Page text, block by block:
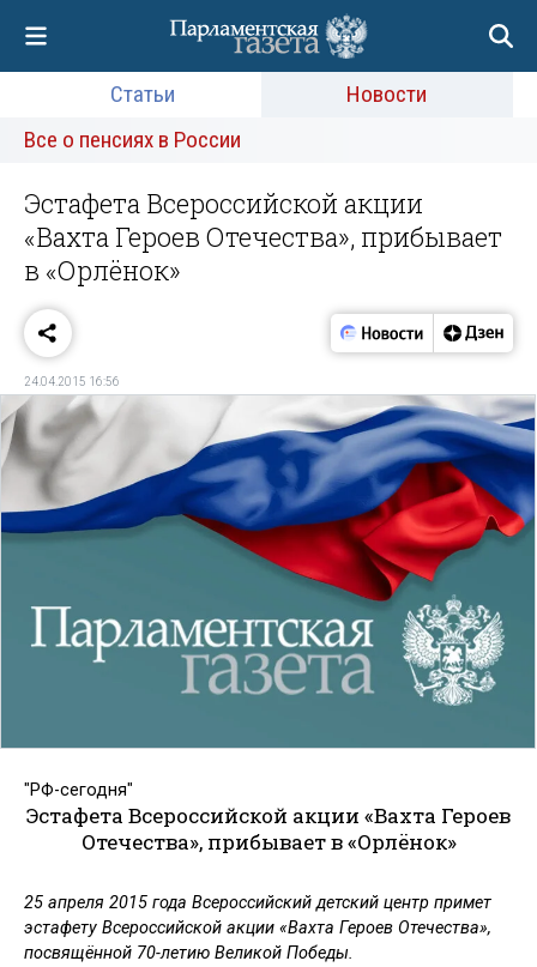
Статьи
Новости
Все о пенсиях в России
Эстафета Всероссийской акции
«Вахта Героев Отечества», прибывает
в «Орлёнок»
24.04.2015 16:56
"РФ-сегодня"
Эстафета Всероссийской акции «Вахта Героев
Отечества», прибывает в «Орлёнок»
25 апреля 2015 года Всероссийский детский центр примет
эстафету Всероссийской акции «Вахта Героев Отечества»,
посвящённой 70-летию Великой Победы.